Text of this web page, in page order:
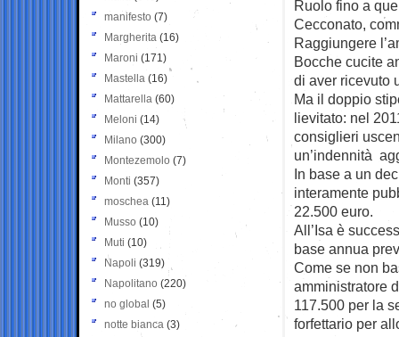
Ruolo fino a
Cecconato,
Raggiungere
Bocche cucite
di aver ricevuto
Ma il doppio
lievitato: nel
consiglieri
un’indennità
In base a un
interamente
22.500 euro.
All’Isa è
base annua
Come se non
amministratore
117.500 per la
forfettario per
manifesto (7)
Margherita (16)
Maroni (171)
Mastella (16)
Mattarella (60)
Meloni (14)
Milano (300)
Montezemolo (7)
Monti (357)
moschea (11)
Musso (10)
Muti (10)
Napoli (319)
Napolitano (220)
no global (5)
notte bianca (3)